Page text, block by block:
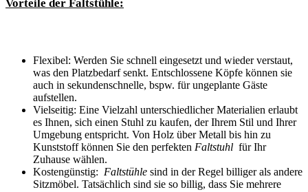
Vorteile der ⁤Faltstühle:
Flexibel:⁣ Werden Sie ⁢schnell eingesetzt​ und wieder verstaut,
was den Platzbedarf ⁢senkt. Entschlossene Köpfe können sie
auch in sekundenschnelle, ⁣bspw. für⁤ ungeplante Gäste
aufstellen.
Vielseitig: Eine ⁢Vielzahl unterschiedlicher Materialien⁢ erlaubt ​
es Ihnen, sich einen Stuhl zu kaufen,‌ der Ihrem Stil und Ihrer
Umgebung⁢ entspricht. Von Holz über Metall bis hin zu
Kunststoff können Sie ‌den ‌perfekten Faltstuhl ⁤ für Ihr
Zuhause wählen.
Kostengünstig: ‍ Faltstühle sind in der Regel billiger als andere
Sitzmöbel. Tatsächlich sind sie ‌so ⁢billig, dass Sie mehrere